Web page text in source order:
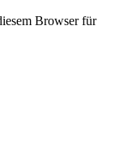
Browser für